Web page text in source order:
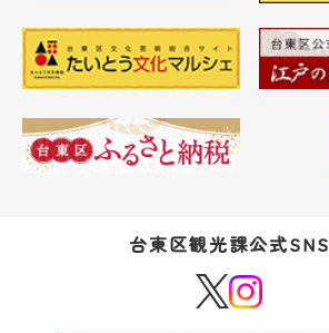
台東区観光課公式SNS